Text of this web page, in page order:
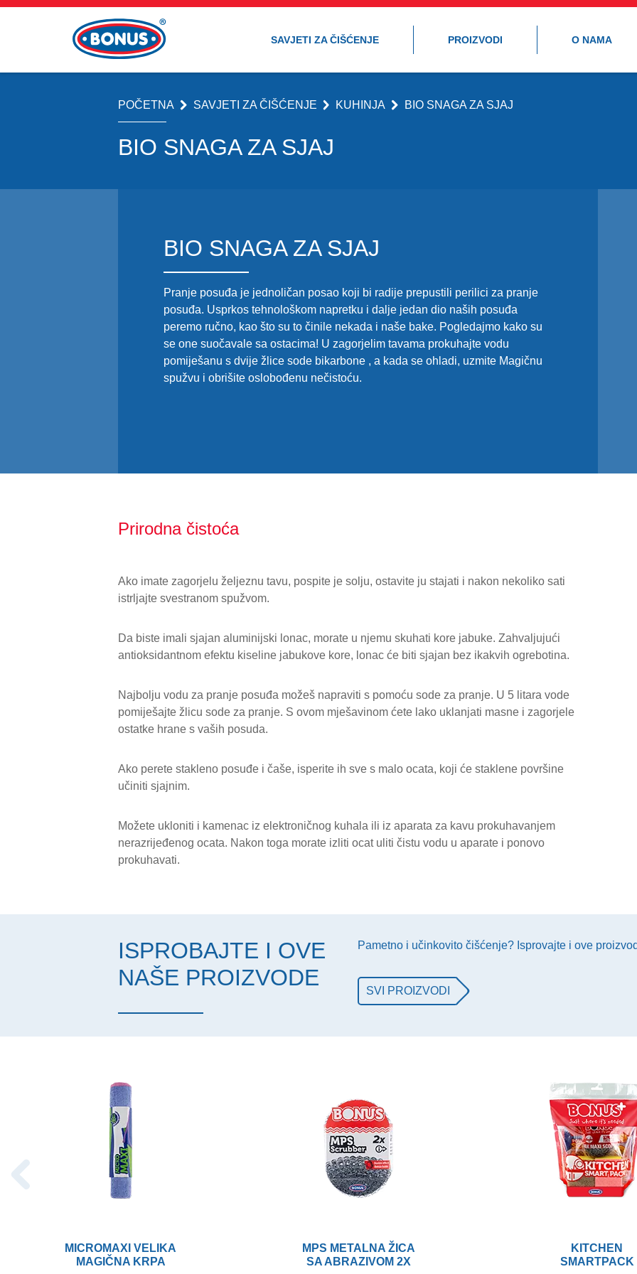
SAVJETI ZA ČIŠĆENJE PROIZVODI O NAMA
POČETNA SAVJETI ZA ČIŠĆENJE KUHINJA BIO SNAGA ZA SJAJ
BIO SNAGA ZA SJAJ
BIO SNAGA ZA SJAJ
Pranje posuđa je jednoličan posao koji bi radije prepustili perilici za pranje
posuđa. Usprkos tehnološkom napretku i dalje jedan dio naših posuđa
peremo ručno, kao što su to činile nekada i naše bake. Pogledajmo kako su
se one suočavale sa ostacima! U zagorjelim tavama prokuhajte vodu
pomiješanu s dvije žlice sode bikarbone , a kada se ohladi, uzmite Magičnu
spužvu i obrišite oslobođenu nečistoću.
Prirodna čistoća
Ako imate zagorjelu željeznu tavu, pospite je solju, ostavite ju stajati i nakon nekoliko sati
istrljajte svestranom spužvom.
Da biste imali sjajan aluminijski lonac, morate u njemu skuhati kore jabuke. Zahvaljujući
antioksidantnom efektu kiseline jabukove kore, lonac će biti sjajan bez ikakvih ogrebotina.
Najbolju vodu za pranje posuđa možeš napraviti s pomoću sode za pranje. U 5 litara vode
pomiješajte žlicu sode za pranje. S ovom mješavinom ćete lako uklanjati masne i zagorjele
ostatke hrane s vaših posuda.
Ako perete stakleno posuđe i čaše, isperite ih sve s malo ocata, koji će staklene površine
učiniti sjajnim.
Možete ukloniti i kamenac iz elektroničnog kuhala ili iz aparata za kavu prokuhavanjem
nerazrijeđenog ocata. Nakon toga morate izliti ocat uliti čistu vodu u aparate i ponovo
prokuhavati.
ISPROBAJTE I OVE
NAŠE PROIZVODE
Pametno i učinkovito čišćenje? Isprovajte i ove
SVI PROIZVODI
MICROMAXI VELIKA
MAGIČNA KRPA
MPS METALNA ŽICA
SA ABRAZIVOM 2X
KITCHEN
SMARTPACK